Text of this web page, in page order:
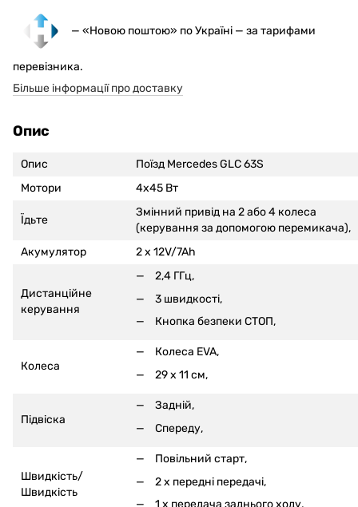
— «Новою поштою» по Україні — за тарифами
перевізника.
Більше інформації про доставку
Опис
Опис
Поїзд Mercedes GLC 63S
Мотори
4x45 Вт
Їдьте
Змінний привід на 2 або 4 колеса
(керування за допомогою перемикача),
Акумулятор
2 x 12V/7Ah
Дистанційне
керування
2,4 ГГц,
3 швидкості,
Кнопка безпеки СТОП,
Колеса
Колеса EVA,
29 x 11 см,
Підвіска
Задній,
Спереду,
Швидкість/
Швидкість
Повільний старт,
2 x передні передачі,
1 x передача заднього ходу,